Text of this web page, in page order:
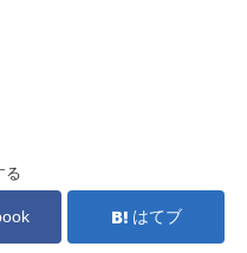
る
はてブ